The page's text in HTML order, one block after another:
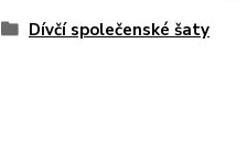
Dívčí společenské šaty